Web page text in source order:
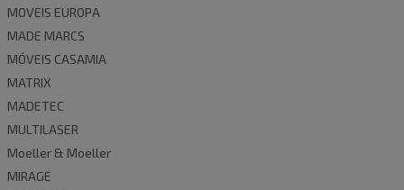
MOVEIS EUROPA
MADE MARCS
MÓVEIS CASAMIA
MATRIX
MADETEC
MULTILASER
Moeller & Moeller
MIRAGE